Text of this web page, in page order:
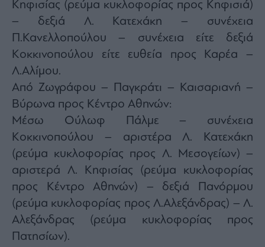
Κηφισίας (ρεύμα κυκλοφορίας προς Κηφισιά)
– δεξιά Λ. Κατεχάκη – συνέχεια
Π.Κανελλοπούλου – συνέχεια είτε δεξιά
Κοκκινοπούλου είτε ευθεία προς Καρέα –
Λ.Αλίμου.
Από Ζωγράφου – Παγκράτι – Καισαριανή –
Βύρωνα προς Κέντρο Αθηνών:
Μέσω Ούλωφ Πάλμε – συνέχεια
Κοκκινοπούλου – αριστέρα Λ. Κατεχάκη
(ρεύμα κυκλοφορίας προς Λ. Μεσογείων) –
αριστερά Λ. Κηφισίας (ρεύμα κυκλοφορίας
προς Κέντρο Αθηνών) – δεξιά Πανόρμου
(ρεύμα κυκλοφορίας προς Λ.Αλεξάνδρας) – Λ.
Αλεξάνδρας (ρεύμα κυκλοφορίας προς
Πατησίων).